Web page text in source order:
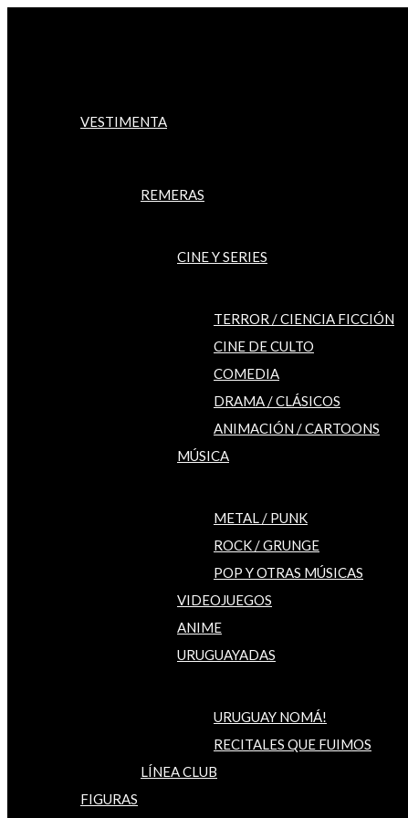
VESTIMENTA
REMERAS
CINE Y SERIES
TERROR / CIENCIA FICCIÓN
CINE DE CULTO
COMEDIA
DRAMA / CLÁSICOS
ANIMACIÓN / CARTOONS
MÚSICA
METAL / PUNK
ROCK / GRUNGE
POP Y OTRAS MÚSICAS
VIDEOJUEGOS
ANIME
URUGUAYADAS
URUGUAY NOMÁ!
RECITALES QUE FUIMOS
LÍNEA CLUB
FIGURAS